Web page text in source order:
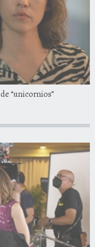
“unicornios”